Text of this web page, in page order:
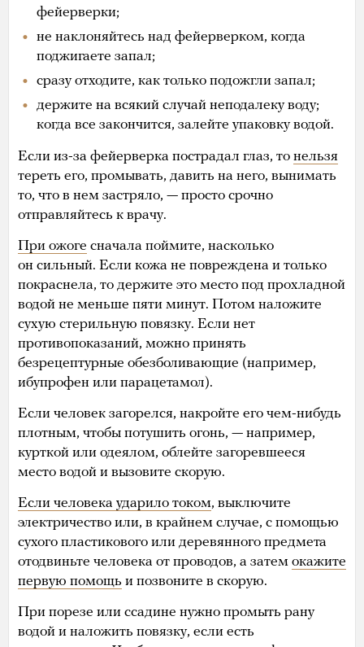
фейерверки;
не наклоняйтесь над фейерверком, когда
поджигаете запал;
сразу отходите, как только подожгли запал;
держите на всякий случай неподалеку воду;
когда все закончится, залейте упаковку водой.
Если из-за фейерверка пострадал глаз, то нельзя
тереть его, промывать, давить на него, вынимать
то, что в нем застряло, — просто срочно
отправляйтесь к врачу.
При ожоге сначала поймите, насколько
он сильный. Если кожа не повреждена и только
покраснела, то держите это место под прохладной
водой не меньше пяти минут. Потом наложите
сухую стерильную повязку. Если нет
противопоказаний, можно принять
безрецептурные обезболивающие (например,
ибупрофен или парацетамол).
Если человек загорелся, накройте его чем-нибудь
плотным, чтобы потушить огонь, — например,
курткой или одеялом, облейте загоревшееся
место водой и вызовите скорую.
Если человека ударило током, выключите
электричество или, в крайнем случае, с помощью
сухого пластикового или деревянного предмета
отодвиньте человека от проводов, а затем окажите
первую помощь и позвоните в скорую.
При порезе или ссадине нужно промыть рану
водой и наложить повязку, если есть